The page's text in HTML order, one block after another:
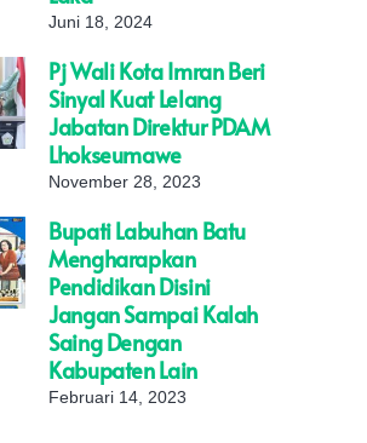
Juni 18, 2024
Pj Wali Kota Imran Beri
Sinyal Kuat Lelang
Jabatan Direktur PDAM
Lhokseumawe
November 28, 2023
Bupati Labuhan Batu
Mengharapkan
Pendidikan Disini
Jangan Sampai Kalah
Saing Dengan
Kabupaten Lain
Februari 14, 2023